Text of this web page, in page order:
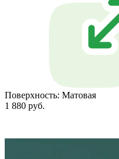
Поверхность: Матовая
1 880 руб.